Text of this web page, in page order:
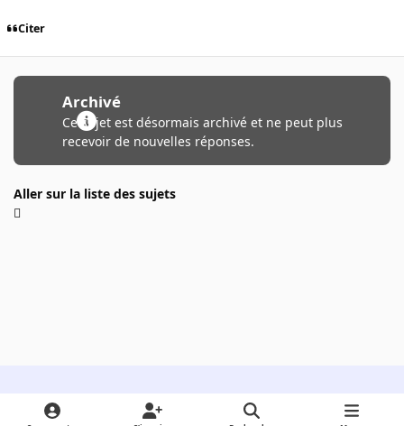
Citer
Archivé
Ce sujet est désormais archivé et ne peut plus
recevoir de nouvelles réponses.
Aller sur la liste des sujets
Light ModeDark ModeSystem Preference